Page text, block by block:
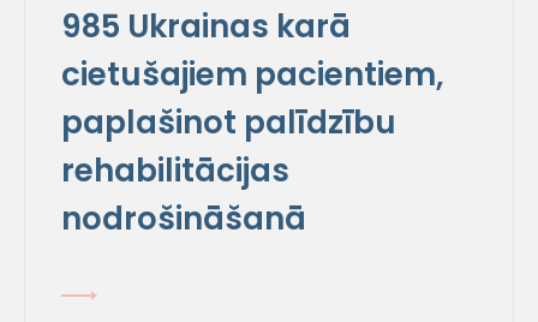
985 Ukrainas karā
cietušajiem pacientiem,
paplašinot palīdzību
rehabilitācijas
nodrošināšanā